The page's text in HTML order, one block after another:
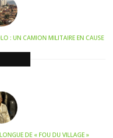
: UN CAMION MILITAIRE EN CAUSE
DE « FOU DU VILLAGE »